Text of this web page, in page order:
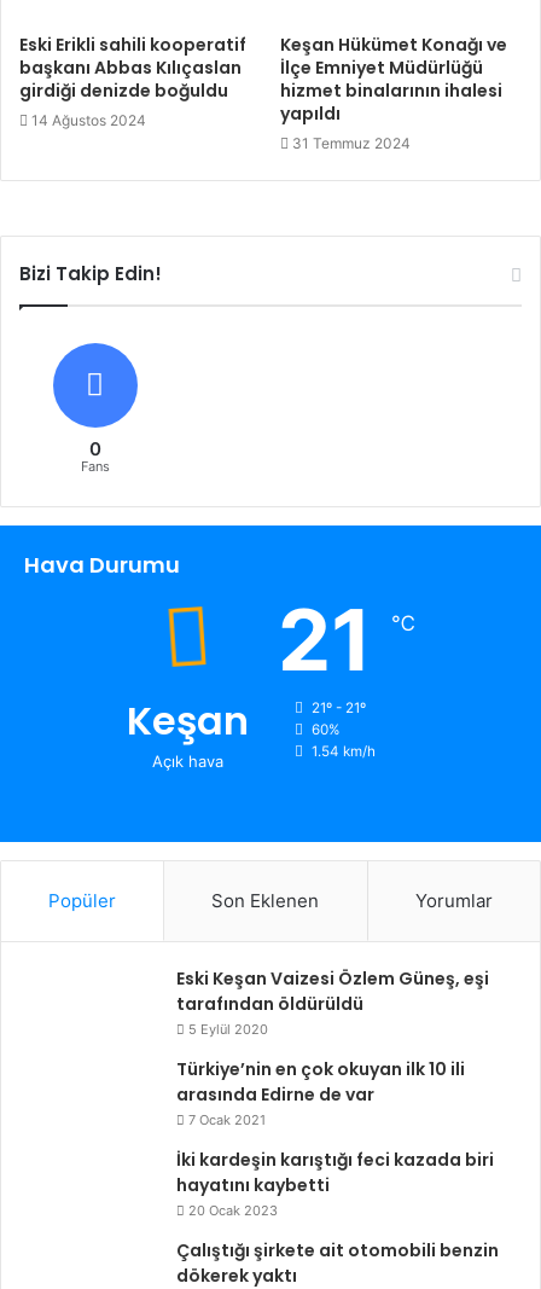
Eski Erikli sahili kooperatif
başkanı Abbas Kılıçaslan
girdiği denizde boğuldu
14 Ağustos 2024
Keşan Hükümet Konağı ve
İlçe Emniyet Müdürlüğü
hizmet binalarının ihalesi
yapıldı
31 Temmuz 2024
Bizi Takip Edin!
0
Fans
Hava Durumu
Keşan
Açık hava
21 ℃
21º - 21º
60%
1.54 km/h
Popüler Son Eklenen Yorumlar
Eski Keşan Vaizesi Özlem Güneş, eşi
tarafından öldürüldü
5 Eylül 2020
Türkiye’nin en çok okuyan ilk 10 ili
arasında Edirne de var
7 Ocak 2021
İki kardeşin karıştığı feci kazada biri
hayatını kaybetti
20 Ocak 2023
Çalıştığı şirkete ait otomobili benzin
dökerek yaktı